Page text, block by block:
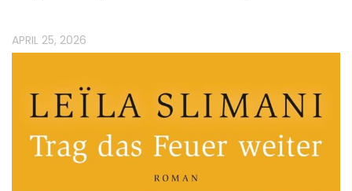
APRIL 25, 2026